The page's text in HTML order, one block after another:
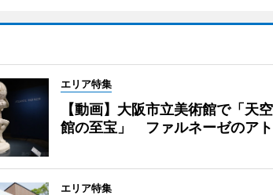
エリア特集
【動画】大阪市立美術館で「天
館の至宝」 ファルネーゼのア
エリア特集